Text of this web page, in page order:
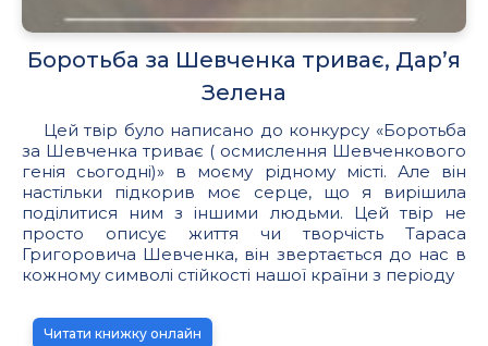
Боротьба за Шевченка триває, Дар’я
Зелена
Цей твір було написано до конкурсу «Боротьба
за Шевченка триває ( осмислення Шевченкового
генія сьогодні)» в моєму рідному місті. Але він
настільки підкорив моє серце, що я вирішила
поділитися ним з іншими людьми. Цей твір не
просто описує життя чи творчість Тараса
Григоровича Шевченка, він звертається до нас в
кожному символі стійкості нашої країни з періоду
Читати книжку онлайн